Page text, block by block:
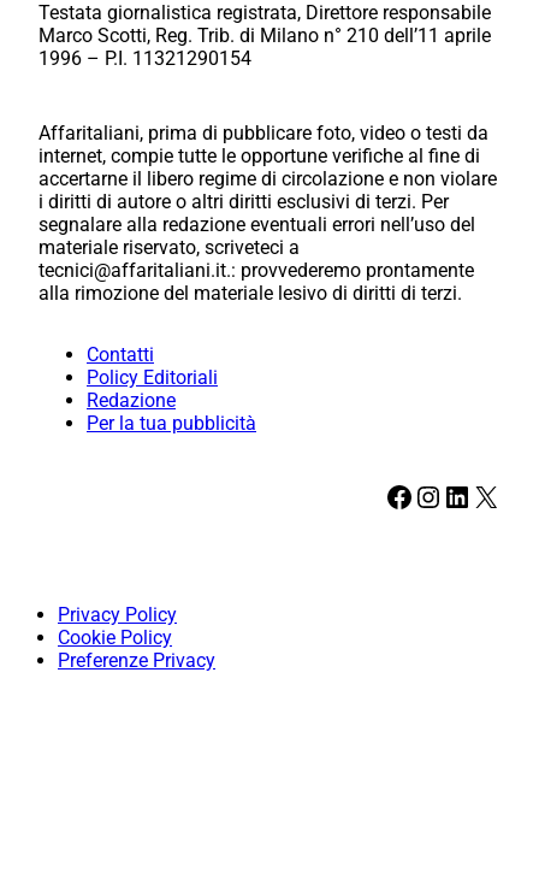
Testata giornalistica registrata, Direttore responsabile
Marco Scotti, Reg. Trib. di Milano n° 210 dell’11 aprile
1996 – P.I. 11321290154
Affaritaliani, prima di pubblicare foto, video o testi da
internet, compie tutte le opportune verifiche al fine di
accertarne il libero regime di circolazione e non violare
i diritti di autore o altri diritti esclusivi di terzi. Per
segnalare alla redazione eventuali errori nell’uso del
materiale riservato, scriveteci a
tecnici@affaritaliani.it.: provvederemo prontamente
alla rimozione del materiale lesivo di diritti di terzi.
Contatti
Policy Editoriali
Redazione
Per la tua pubblicità
Facebook Instagram LinkedIn X
Privacy Policy
Cookie Policy
Preferenze Privacy